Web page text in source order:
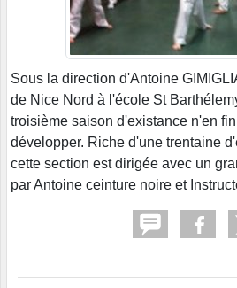
Sous la direction d'Antoine
de Nice Nord à l'école St
troisième saison d'existance n'en
développer. Riche d'une trentaine
cette section est dirigée avec un
par Antoine ceinture noire et